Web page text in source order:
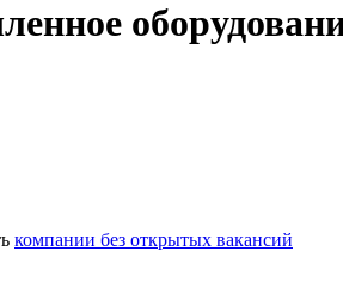
компании без открытых вакансий